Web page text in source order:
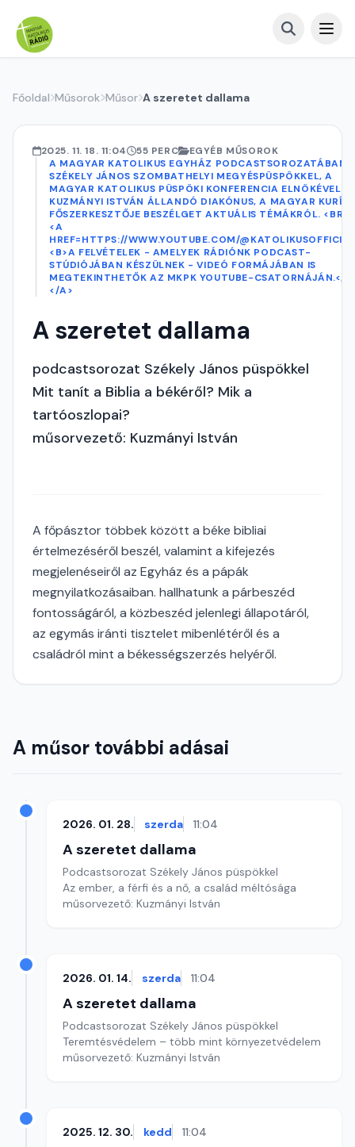
Főoldal Műsorok Műsor A szeretet dallama
2025. 11. 18. 11:04 55 PERC
EGYÉB MŰSOROK
A MAGYAR KATOLIKUS EGYHÁZ PODCASTSOROZATÁBAN
SZÉKELY JÁNOS SZOMBATHELYI MEGYÉSPÜSPÖKKEL, A
MAGYAR KATOLIKUS PÜSPÖKI KONFERENCIA ELNÖKÉVEL
KUZMÁNYI ISTVÁN ÁLLANDÓ DIAKÓNUS, A MAGYAR KURÍR
FŐSZERKESZTŐJE BESZÉLGET AKTUÁLIS TÉMÁKRÓL. <BR>
<A
HREF=HTTPS://WWW.YOUTUBE.COM/
<B>A FELVÉTELEK - AMELYEK RÁDIÓNK PODCAST-
STÚDIÓJÁBAN KÉSZÜLNEK - VIDEÓ FORMÁJÁBAN IS
MEGTEKINTHETŐK AZ MKPK YOUTUBE-CSATORNÁJÁN.</
</A>
A szeretet dallama
podcastsorozat Székely János püspökkel
Mit tanít a Biblia a békéről? Mik a
tartóoszlopai?
műsorvezető: Kuzmányi István
A főpásztor többek között a béke bibliai
értelmezéséről beszél, valamint a kifejezés
megjelenéseiről az Egyház és a pápák
megnyilatkozásaiban. hallhatunk a párbeszéd
fontosságáról, a közbeszéd jelenlegi állapotáról,
az egymás iránti tisztelet mibenlétéről és a
családról mint a békességszerzés helyéről.
A műsor további adásai
2026. 01. 28. szerda 11:04
A szeretet dallama
Podcastsorozat Székely János püspökkel
Az ember, a férfi és a nő, a család méltósága
műsorvezető: Kuzmányi István
2026. 01. 14. szerda 11:04
A szeretet dallama
Podcastsorozat Székely János püspökkel
Teremtésvédelem – több mint környezetvédelem
műsorvezető: Kuzmányi István
2025. 12. 30. kedd 11:04